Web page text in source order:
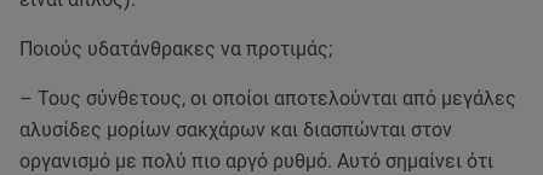
Ποιούς υδατάνθρακες να προτιμάς;
– Τους σύνθετους, οι οποίοι αποτελούνται από μεγάλες
αλυσίδες μορίων σακχάρων και διασπώνται στον
οργανισμό με πολύ πιο αργό ρυθμό. Αυτό σημαίνει ότι